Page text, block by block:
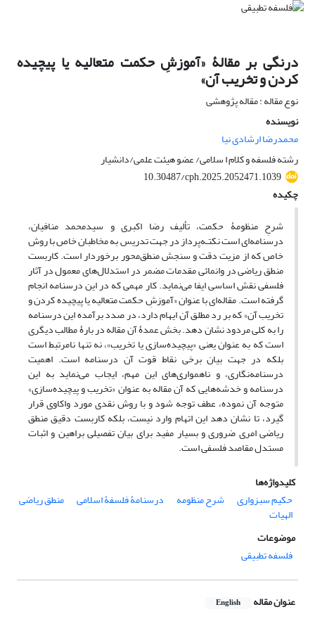
درنگی بر مقالۀ «آموزشِ حکمت متعالیه یا پیچیده
کردن و تخریب آن»
نوع مقاله : مقاله پژوهشی
نویسنده
محمدرضا ارشادی نیا
رشته فلسفه و کلام ا سلامی/ عضو هیئت علمی/دانشیار
10.30487/cph.2025.2052471.1039
چکیده
شرحِ منظومۀ حکمت، تألیف رضا اکبری و سیدمحمد منافیان،
درسنامه‌ای است نکتـه‌پرداز در جهت تدریس به مخاطبان خاص با روش
خاص که از مزیت دقت و سنجش منطق‌محور برخوردار است. کاربست
منطق ریاضی در وانمائی مقدمات مضمر در استدلال‌های معمول در آثار
فلسفی نقش اساسی ایفا می‌نماید. کار مهمی که در این درسنامه انجام
گرفته است. مقاله‌ای با عنوان «آموزشِ حکمت متعالیه یا پیچیده کردن و
تخریب آن» که بر رد مطلق آن ایهام دارد، در صدد برآمده این درسنامه
را به کلی مردود نشان دهد. بخش عمدۀ آن مقاله در بارۀ مطالب دیگری
است که به عنوان یعنی «پیچیده‌سازی یا تخریب»، نه تنها نامرتبط است
بلکه در جهت بیان برخی نقاط قوت آن درسنامه است. اهمیت
درسنامه‌نگاری، و ناهمواری‌های این مهم، ایجاب می‌نماید به این
درسنامه و خدشه‌هایی که آن مقاله به عنوان «تخریب و پیچیده‌سازی»
متوجه آن نموده، عطف توجه شود و با روش نقدی مورد واکاوی قرار
گیرد، تا نشان دهد این اتهام وارد نیست، بلکه کاربست دقیق منطق
ریاضی امری ضروری و بسیار مفید برای بیان تفصیلی براهین و اثبات
مستدل مقاصد فلسفی است.
کلیدواژه‌ها
حکیم سبزواری
شرح منظومه درسنامۀ فلسفۀ اسلامی منطق ریاضی
الهیات
موضوعات
فلسفه تطبیقی
عنوان مقاله English